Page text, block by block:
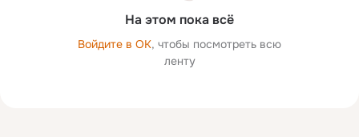
На этом пока всё
Войдите в ОК, чтобы посмотреть всю
ленту